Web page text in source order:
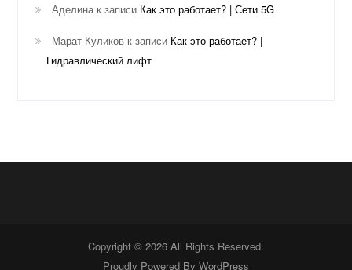
Аделина к записи Как это работает? | Сети 5G
Марат Куликов к записи Как это работает? |
Гидравлический лифт
Copyright © 2026 All Rights Reserved.
Proudly Powered By WordPress